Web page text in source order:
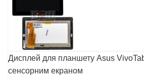
Дисплей для планшету Asus
cенсорним екраном